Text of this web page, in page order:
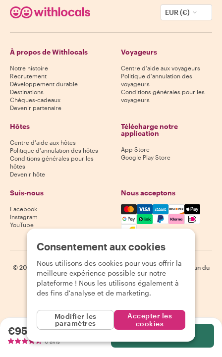
€95.22par personne
6 avis
EUR (€)
À propos de Withlocals
Notre histoire
Recrutement
Développement durable
Destinations
Chèques-cadeaux
Devenir partenaire
Voyageurs
Centre d'aide aux voyageurs
Politique d'annulation des
voyageurs
Conditions générales pour les
voyageurs
Hôtes
Centre d'aide aux hôtes
Politique d'annulation des hôtes
Conditions générales pour les
hôtes
Devenir hôte
Télécharge notre
application
App Store
Google Play Store
Suis-nous
Facebook
Instagram
YouTube
Nous acceptons
Mastercard, Visa, Amex,
© 2026 Withlocals.com | Politique de confidentialité | Cookies
Plan du
site
Consentement aux cookies
Nous utilisons des cookies pour vous offrir la
meilleure expérience possible sur notre
plateforme ! Nous les utilisons également à
des fins d'analyse et de marketing.
Modifier les
paramètres
Accepter les
cookies